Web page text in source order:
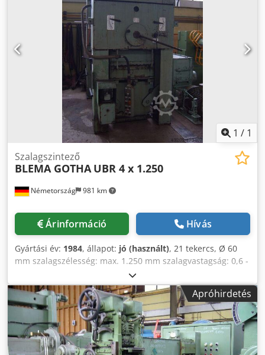
1 / 1
Németország 981 km
Szalagszintező
BLEMA GOTHA UBR 4 x 1.250
Árinformáció Hívás
Gyártási év: 1984, állapot: jó (használt), 21 tekercs, Ø 60
mm szalagszélesség: max. 1.250 mm szalagvastagság: 0,6 -
Apróhirdetés